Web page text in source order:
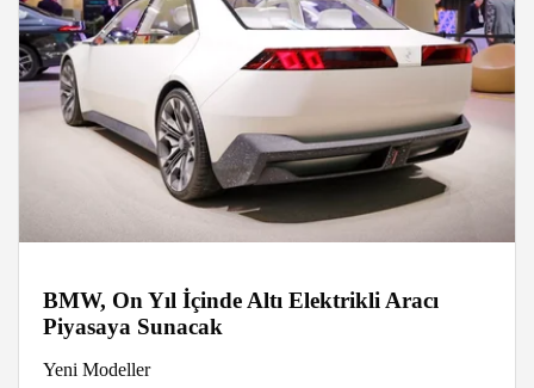
BMW, On Yıl İçinde Altı Elektrikli Aracı
Piyasaya Sunacak
Yeni Modeller